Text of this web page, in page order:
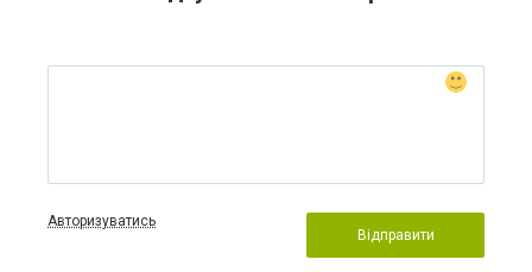
Авторизуватись
Відправити